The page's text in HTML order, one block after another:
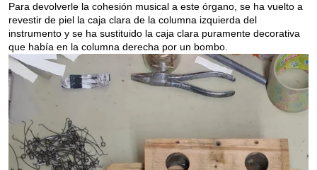
Para devolverle la cohesión musical a este órgano, se ha vuelto a
revestir de piel la caja clara de la columna izquierda del
instrumento y se ha sustituido la caja clara puramente decorativa
que había en la columna derecha por un bombo.